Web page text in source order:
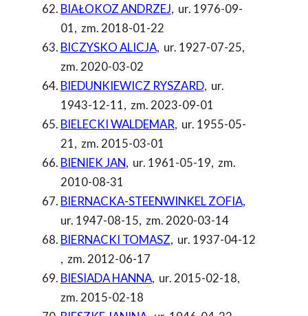
BIAŁOKOZ ANDRZEJ, ur. 1976-09-
01, zm. 2018-01-22
BICZYSKO ALICJA, ur. 1927-07-25,
zm. 2020-03-02
BIEDUNKIEWICZ RYSZARD, ur.
1943-12-11, zm. 2023-09-01
BIELECKI WALDEMAR, ur. 1955-05-
21, zm. 2015-03-01
BIENIEK JAN, ur. 1961-05-19, zm.
2010-08-31
BIERNACKA-STEENWINKEL ZOFIA,
ur. 1947-08-15, zm. 2020-03-14
BIERNACKI TOMASZ, ur. 1937-04-12
, zm. 2012-06-17
BIESIADA HANNA, ur. 2015-02-18,
zm. 2015-02-18